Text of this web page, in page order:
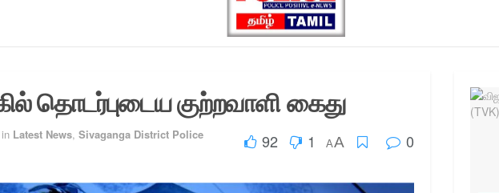
தொடர்புடைய குற்றவாளி கைது
in Latest News, Sivaganga District Police
92 1 AA 0